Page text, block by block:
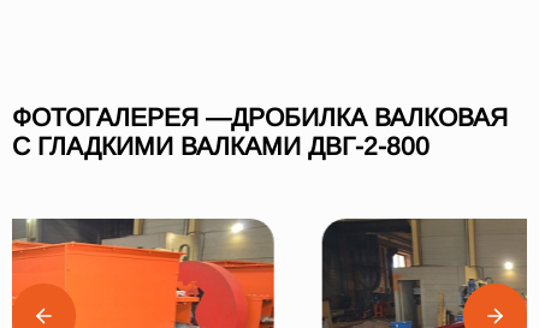
ФОТОГАЛЕРЕЯ —ДРОБИЛКА ВАЛКОВАЯ
С ГЛАДКИМИ ВАЛКАМИ ДВГ-2-800